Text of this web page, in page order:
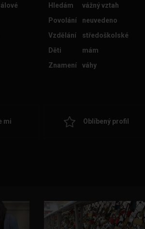
Hledám
vážný vztah
Povolání
neuvedeno
Vzdělání
středoškolské
Děti
mám
Znamení
váhy
mi Oblíbený profil